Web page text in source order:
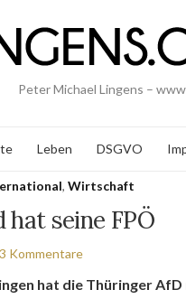
Peter Michael Lingens –
Leben DSGVO
,Wirtschaft
seine FPÖ
3 Kommentare
hat die Thüringer